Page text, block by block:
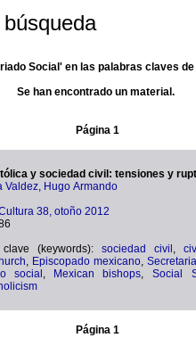
Social' en las palabras claves
Se han encontrado un material.
Página 1
y sociedad civil: tensiones y
Valdez, Hugo Armando
38, otoño 2012
clave (keywords): sociedad civil
Episcopado mexicano
social
Mexican bishops
Social
Página 1